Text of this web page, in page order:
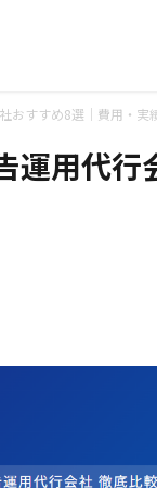
おすすめ8選｜費用・実
運用代